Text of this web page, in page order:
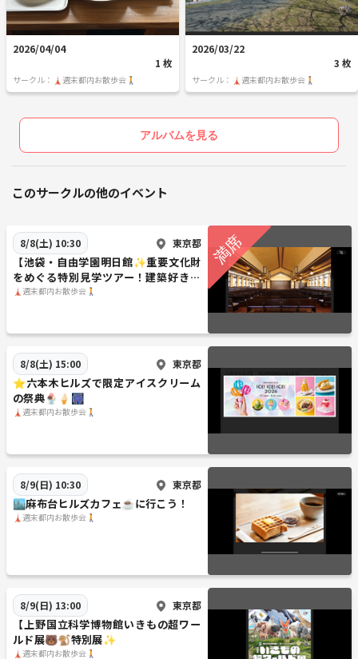
2026/04/04
1 枚
サークル：🗼週末都内お散歩会🚶
2026/03/22
3 枚
サークル：🗼週末都内お散歩会🚶
アルバムを見る
このサークルの他のイベント
8/8(土) 10:30 東京都
【池袋・自由学園明日館✨重要文化財
をめぐる特別見学ツアー！建築好き歓
迎／
🗼週末都内お散歩会🚶
8/8(土) 15:00 東京都
⭐️六本木ヒルズで限定アイスクリーム
の祭典🍨🍦🎆
🗼週末都内お散歩会🚶
8/9(日) 10:30 東京都
🏙️麻布台ヒルズカフェ☕️に行こう！
🗼週末都内お散歩会🚶
8/9(日) 13:00 東京都
【上野国立科学博物館いきもの超ワー
ルド展🐻🐒特別展✨
🗼週末都内お散歩会🚶